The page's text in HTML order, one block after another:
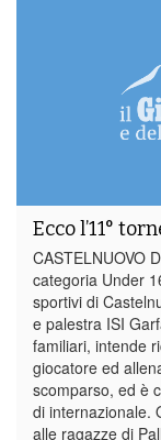
Ecco l’11°
CASTELNUOVO
categoria Under
sportivi di
e palestra ISI
familiari, intende
giocatore ed
scomparso, ed è
di internazionale.
alle ragazze di